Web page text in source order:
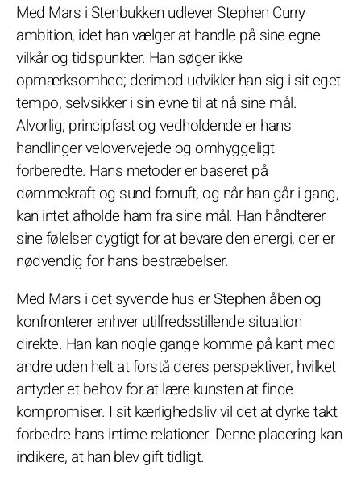
Med Mars i Stenbukken udlever Stephen Curry
ambition, idet han vælger at handle på sine egne
vilkår og tidspunkter. Han søger ikke
opmærksomhed; derimod udvikler han sig i sit eget
tempo, selvsikker i sin evne til at nå sine mål.
Alvorlig, principfast og vedholdende er hans
handlinger velovervejede og omhyggeligt
forberedte. Hans metoder er baseret på
dømmekraft og sund fornuft, og når han går i gang,
kan intet afholde ham fra sine mål. Han håndterer
sine følelser dygtigt for at bevare den energi, der er
nødvendig for hans bestræbelser.
Med Mars i det syvende hus er Stephen åben og
konfronterer enhver utilfredsstillende situation
direkte. Han kan nogle gange komme på kant med
andre uden helt at forstå deres perspektiver, hvilket
antyder et behov for at lære kunsten at finde
kompromiser. I sit kærlighedsliv vil det at dyrke takt
forbedre hans intime relationer. Denne placering kan
indikere, at han blev gift tidligt.